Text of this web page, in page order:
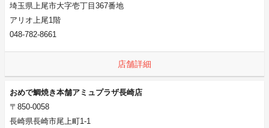
埼玉県上尾市大字壱丁目367番地
アリオ上尾1階
048-782-8661
店舗詳細
おめで鯛焼き本舗アミュプラザ長崎店
〒850-0058
長崎県長崎市尾上町1-1